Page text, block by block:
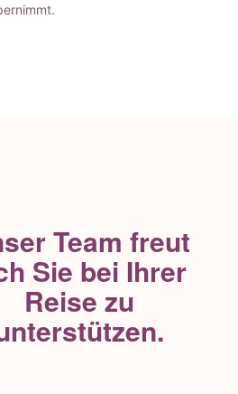
Team freut
Sie bei Ihrer
Reise zu